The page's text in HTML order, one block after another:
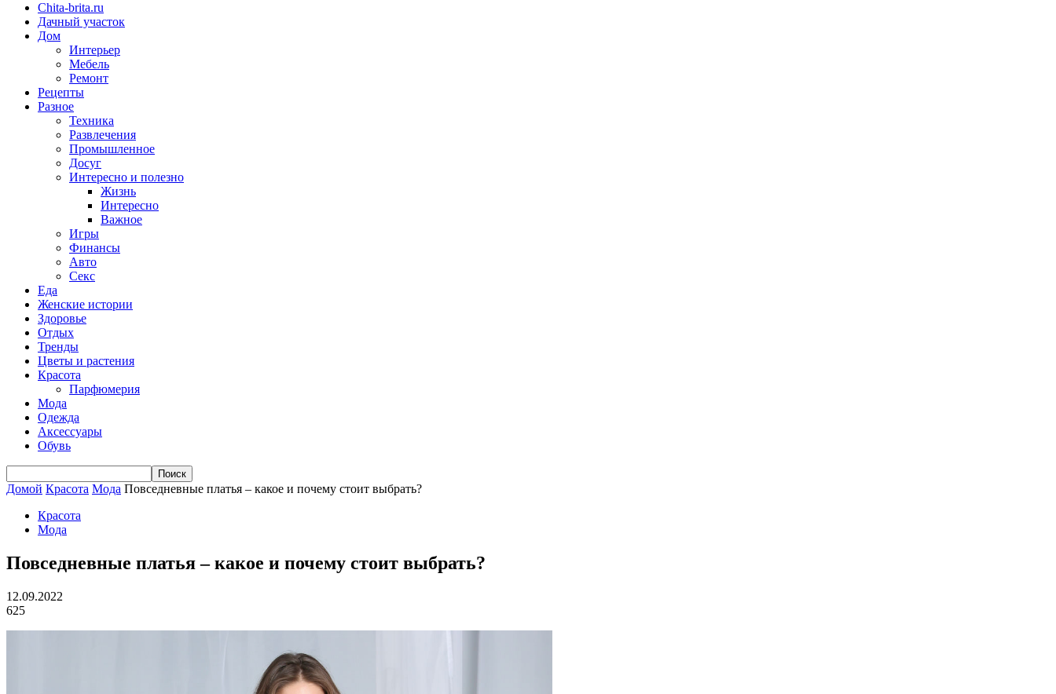
Chita-brita.ru
Дачный участок
Дом
Интерьер
Мебель
Ремонт
Рецепты
Разное
Техника
Развлечения
Промышленное
Досуг
Интересно и полезно
Жизнь
Интересно
Важное
Игры
Финансы
Авто
Секс
Еда
Женские истории
Здоровье
Отдых
Тренды
Цветы и растения
Красота
Парфюмерия
Мода
Одежда
Аксессуары
Обувь
Домой Красота Мода Повседневные платья – какое и почему стоит выбрать?
Красота
Мода
Повседневные платья – какое и почему стоит выбрать?
12.09.2022
625